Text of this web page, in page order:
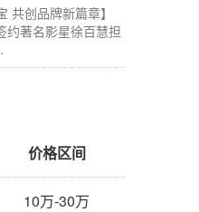
共创品牌新篇章】
约著名影星徐百慧担
价格区间
10万-30万